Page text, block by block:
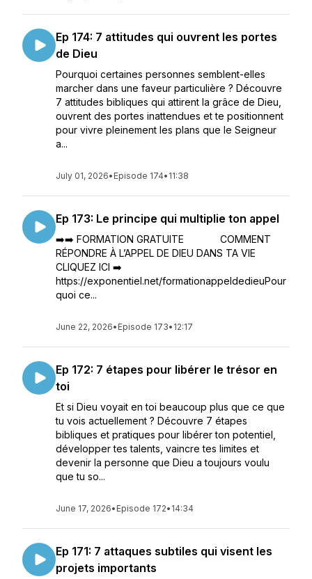
Ep 174: 7 attitudes qui ouvrent les portes
de Dieu
Pourquoi certaines personnes semblent-elles
marcher dans une faveur particulière ? Découvre
7 attitudes bibliques qui attirent la grâce de Dieu,
ouvrent des portes inattendues et te positionnent
pour vivre pleinement les plans que le Seigneur
a...
July 01, 2026• Episode 174• 11:38
Ep 173: Le principe qui multiplie ton appel
➡️➡️ FORMATION GRATUITE COMMENT
RÉPONDRE À L’APPEL DE DIEU DANS TA VIE
CLIQUEZ ICI ➡️
https://exponentiel.net/formationappeldedieuPour
quoi ce...
June 22, 2026• Episode 173• 12:17
Ep 172: 7 étapes pour libérer le trésor en
toi
Et si Dieu voyait en toi beaucoup plus que ce que
tu vois actuellement ? Découvre 7 étapes
bibliques et pratiques pour libérer ton potentiel,
développer tes talents, vaincre tes limites et
devenir la personne que Dieu a toujours voulu
que tu so...
June 17, 2026• Episode 172• 14:34
Ep 171: 7 attaques subtiles qui visent les
projets importants